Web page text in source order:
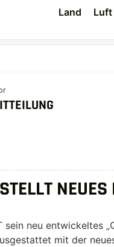
Land Luft
sein neu entwickeltes
mit der